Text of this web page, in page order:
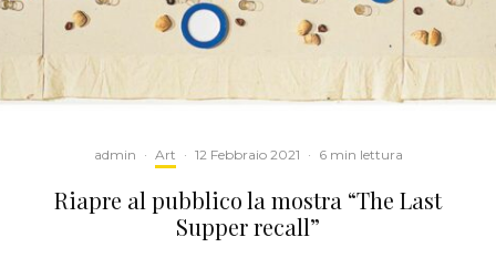
admin · Art · 12 Febbraio 2021 · 6 min lettura
Riapre al pubblico la mostra “The Last
Supper recall”